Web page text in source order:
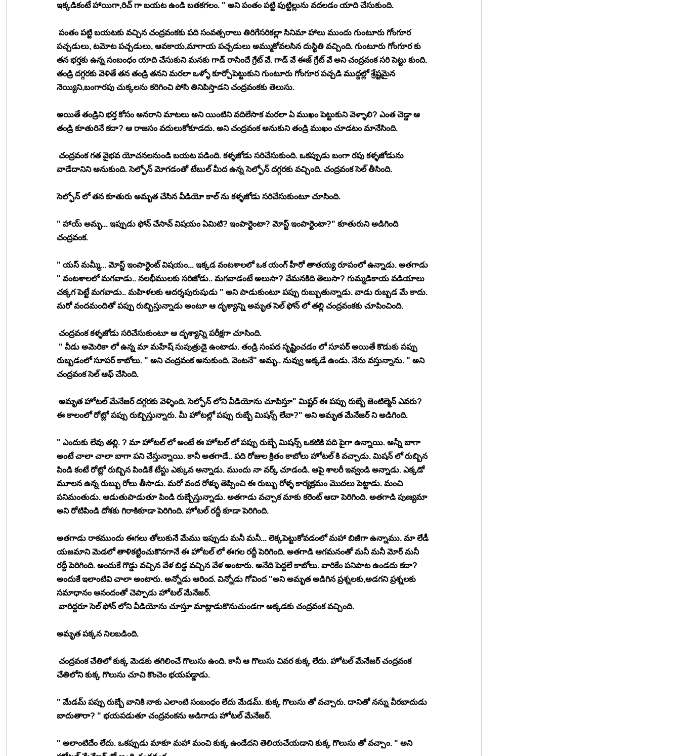
ఇక్కడికంటే హాయిగా,రిచ్ గా బయట ఉండి బతకగలం. " అని పంతం పట్టి పుట్టిల్లును వదలడం యాది చేసుకుంది.
పంతం పట్టి బయటకు వచ్చిన చంద్రవంకకు పది సంవత్సరాలు తిరిగేసరికల్లా సినిమా హాలు ముందు గుంటూరు గోంగూర
పచ్చడులు, టమోట పచ్చడులు, ఆవకాయ,మాగాయ పచ్చడులు అమ్ముకోవలసిన దుస్థితి వచ్చింది. గుంటూరు గోంగూర కు
తన భర్తకు ఉన్న సంబంధం యాది చేసుకుని మనకు గాడ్ రాసిందే గ్రేట్ వే. గాడ్ వే ఈజ్ గ్రేట్ వే అని చంద్రవంక సరి పెట్టు కుంది.
తండ్రి దగ్గరకు వెళితే తన తండ్రి తనని మరలా ఒళ్ళో కూర్చోపెట్టుకుని గుంటూరు గోంగూర పచ్చడి ముద్దల్లో శ్రేష్టమైన
నెయ్యిని,బంగారపు చుక్కలను కరిగించి పోసి తినిపిస్తాడని చంద్రవంకకు తెలుసు.
అయితే తండ్రిని భర్త కోసం అనరాని మాటలు అని యింటిని వదిలేసాక మరలా ఏ ముఖం పెట్టుకుని వెళ్ళాలి? ఎంత చెడ్డా ఆ
తండ్రి కూతురినే కదా? ఆ రాజసం వదులుకోకూడదు. అని చంద్రవంక అనుకుని తండ్రి ముఖం చూడటం మానేసింది.
చంద్రవంక గత వైభవ యోచనలనుండి బయట పడింది. కళ్ళజోడు సరిచేసుకుంది. ఒకప్పుడు బంగా రపు కళ్ళజోడును
వాడేదానిని అనుకుంది. సెల్ఫోన్ మోగడంతో టేబుల్ మీద ఉన్న సెల్ఫోన్ దగ్గరకు వచ్చింది. చంద్రవంక సెల్ తీసింది.
సెల్ఫోన్ లో తన కూతురు అమృత చేసిన వీడియో కాల్ ను కళ్ళజోడు సరిచేసుకుంటూ చూసింది.
" హాయ్ అమృ... ఇప్పుడు ఫోన్ చేసావ్ విషయం ఏమిటి? ఇంపార్టెంటా? మోస్ట్ ఇంపార్టెంటా?" కూతురుని అడిగింది
చంద్రవంక.
" యస్ మమ్మీ... మోస్ట్ ఇంపార్టెంట్ విషయం... ఇక్కడ వంటశాలలో ఒక యంగ్ హీరో తాతయ్య రూపంలో ఉన్నాడు. అతగాడు
" వంటశాలలో మగవాడు.. నలభీములకు సరిజోడు.. మగవాడంటే అలుసా? వేమనకిది తెలుసా? గుమ్మడికాయ వడియాలు
చక్కగ పెట్టే మగవాడు.. మహిళలకు ఆదర్శపురుషుడు " అని పాడుకుంటూ పప్పు రుబ్బుతున్నాడు. వాడు రుబ్బడ మే కాదు.
మరో వందమందితో పప్పు రుబ్బిస్తున్నాడు అంటూ ఆ దృశ్యాన్ని అమృత సెల్ ఫోన్ లో తల్లి చంద్రవంకకు చూపించింది.
చంద్రవంక కళ్ళజోడు సరిచేసుకుంటూ ఆ దృశ్యాన్ని పరీక్షగా చూసింది.
" వీడు అమెరికా లో ఉన్న మా మహేష్ సుపుత్రుడై ఉంటాడు. తండ్రి సంపద సృష్టించడం లో సూపర్ అయితే కొడుకు పప్పు
రుబ్బడంలో సూపర్ కాబోలు. " అని చంద్రవంక అనుకుంది. వెంటనే" అమృ.. నువ్వు అక్కడే ఉండు. నేను వస్తున్నాను. " అని
చంద్రవంక సెల్ ఆఫ్ చేసింది.
అమృత హోటల్ మేనేజర్ దగ్గరకు వెళ్ళింది. సెల్ఫోన్ లోని వీడియోను చూపిస్తూ" మిష్టర్ ఈ పప్పు రుబ్బే జెంటిల్మెన్ ఎవరు?
ఈ కాలంలో రోట్లో పప్పు రుబ్బిస్తున్నారు. మీ హోటల్లో పప్పు రుబ్బే మిషన్స్ లేవా?" అని అమృత మేనేజర్ ని అడిగింది.
" ఎందుకు లేవు తల్లి. ? మా హోటల్ లో అంటే ఈ హోటల్ లో పప్పు రుబ్బే మిషన్స్ ఒకటికి పది పైగా ఉన్నాయి. అన్నీ బాగా
అంటే చాలా చాలా బాగా పని చేస్తున్నాయి. కానీ అతగాడే.. పది రోజుల క్రితం కాబోలు హోటల్ కి వచ్చాడు. మిషన్ లో రుబ్బిన
పిండి కంటే రోట్లో రుబ్బిన పిండికే టేస్టు ఎక్కువ అన్నాడు. ముందు నా వర్క్ చూడండి. ఆపై శాలరీ ఇవ్వండి అన్నాడు. ఎక్కడో
మూలన ఉన్న రుబ్బు రోలు తీసాడు. మరో వంద రోళ్ళు తెప్పించి ఈ రుబ్బు రోళ్ళ కార్యక్రమం మొదలు పెట్టాడు. మంచి
పనిమంతుడు. ఆడుతుపాడుతూ పిండి రుబ్బేస్తున్నాడు. అతగాడు వచ్చాక మాకు కరెంట్ ఆదా పెరిగింది. అతగాడి పుణ్యమా
అని రోటిపిండి దోశకు గిరాకికూడా పెరిగింది. హోటల్ రద్దీ కూడా పెరిగింది.
అతగాడు రాకముందు ఈగలు తోలుకునే మేము ఇప్పుడు మనీ మనీ... లెక్కపెట్టుకోవడంలో మహా బిజీగా ఉన్నాము. మా లేడీ
యజమాని మెడలో తాళికట్టించుకొనగానే ఈ హోటల్ లో ఈగల రద్దీ పెరిగింది. అతగాడి ఆగమనంతో మనీ మనీ మోర్ మనీ
రద్దీ పెరిగింది. అందుకే గొడ్డు వచ్చిన వేళ బిడ్డ వచ్చిన వేళ అంటారు. అనేది పెద్దలే కాబోలు. వారికేం పనిపాట ఉండదు కదా?
అందుకే ఇలాంటివి చాలా అంటారు. అన్నోడు ఆరింద. విన్నోడు గోవింద "అని అమృత అడిగిన ప్రశ్నలకు,అడగని ప్రశ్నలకు
సమాధానం ఆనందంతో చెప్పాడు హోటల్ మేనేజర్.
వారిద్దరూ సెల్ ఫోన్ లోని వీడియోను చూస్తూ మాట్లాడుకొనుచుండగా అక్కడకు చంద్రవంక వచ్చింది.
అమృత పక్కన నిలబడింది.
చంద్రవంక చేతిలో కుక్క మెడకు తగిలించే గొలుసు ఉంది. కానీ ఆ గొలుసు చివర కుక్క లేదు. హోటల్ మేనేజర్ చంద్రవంక
చేతిలోని కుక్క గొలుసు చూచి కొంచెం భయపడ్డాడు.
" మేడమ్ పప్పు రుబ్బే వానికి నాకు ఎలాంటి సంబంధం లేదు మేడమ్. కుక్క గొలుసు తో వచ్చారు. దానితో నన్ను వీరబాదుడు
బాదుతారా? " భయపడుతూ చంద్రవంకను అడిగాడు హోటల్ మేనేజర్.
" అలాంటిదేం లేదు. ఒకప్పుడు మాకూ మహా మంచి కుక్క ఉండేదని తెలియచేయడాని కుక్క గొలుసు తో వచ్చాం. " అని